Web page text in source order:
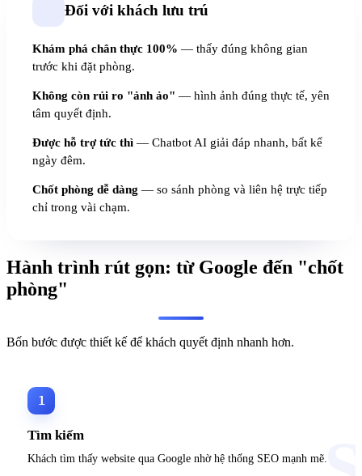
Đối với khách lưu trú
Khám phá chân thực 100% — thấy đúng không gian
trước khi đặt phòng.
Không còn rủi ro "ảnh ảo" — hình ảnh đúng thực tế, yên
tâm quyết định.
Được hỗ trợ tức thì — Chatbot AI giải đáp nhanh, bất kể
ngày đêm.
Chốt phòng dễ dàng — so sánh phòng và liên hệ trực tiếp
chỉ trong vài chạm.
Hành trình rút gọn: từ Google đến "chốt
phòng"
Bốn bước được thiết kế để khách quyết định nhanh hơn.
1
Tìm kiếm
Khách tìm thấy website qua Google nhờ hệ thống SEO mạnh mẽ.